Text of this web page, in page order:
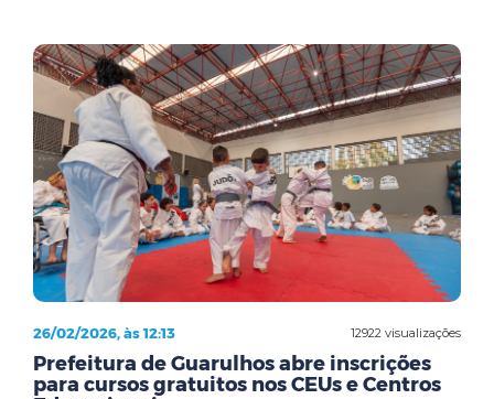
12922 visualizações
26/02/2026, às 12:13
Prefeitura de Guarulhos abre inscrições
para cursos gratuitos nos CEUs e Centros